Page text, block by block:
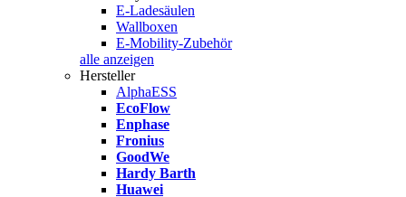
E-Ladesäulen
Wallboxen
E-Mobility-Zubehör
alle anzeigen
Hersteller
AlphaESS
EcoFlow
Enphase
Fronius
GoodWe
Hardy Barth
Huawei